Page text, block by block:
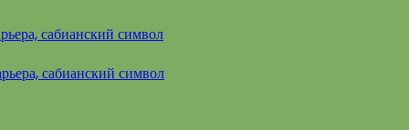
сабианский символ
сабианский символ